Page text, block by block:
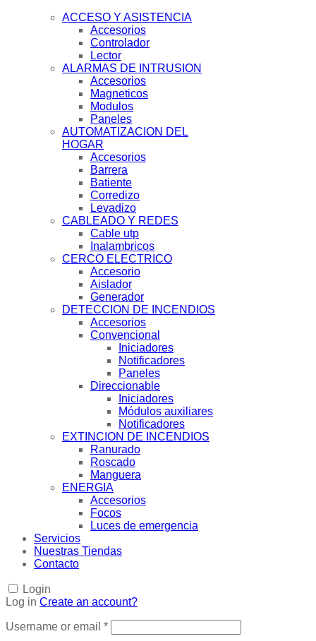
ACCESO Y ASISTENCIA
Accesorios
Controlador
Lector
ALARMAS DE INTRUSION
Accesorios
Magneticos
Modulos
Paneles
AUTOMATIZACION DEL
HOGAR
Accesorios
Barrera
Batiente
Corredizo
Levadizo
CABLEADO Y REDES
Cable utp
Inalambricos
CERCO ELECTRICO
Accesorio
Aislador
Generador
DETECCION DE INCENDIOS
Accesorios
Convencional
Iniciadores
Notificadores
Paneles
Direccionable
Iniciadores
Módulos auxiliares
Notificadores
EXTINCION DE INCENDIOS
Ranurado
Roscado
Manguera
ENERGIA
Accesorios
Focos
Luces de emergencia
Servicios
Nuestras Tiendas
Contacto
Login
Log in Create an account?
Username or email *